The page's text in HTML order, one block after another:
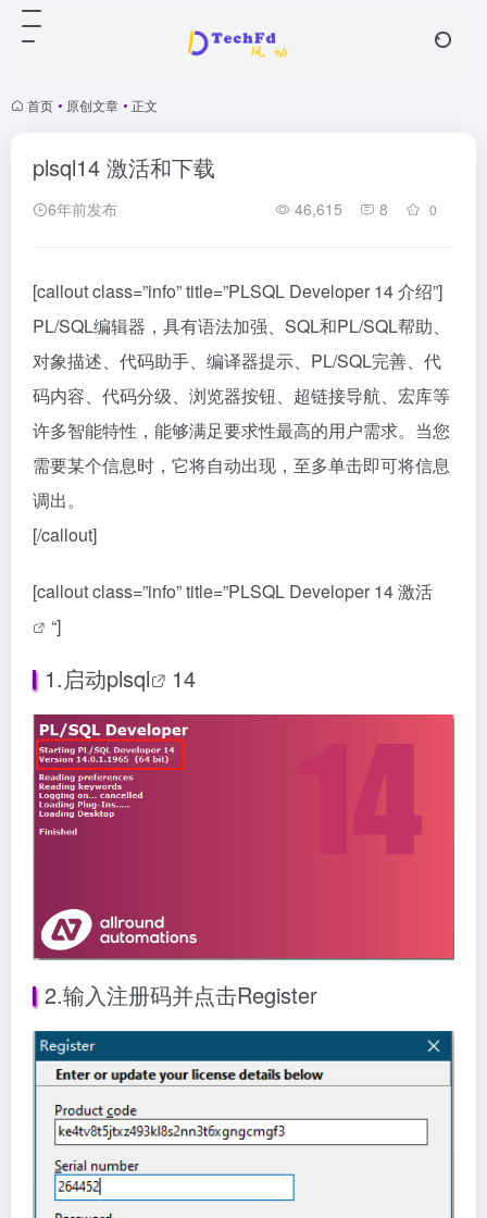
首页 • 原创文章 • 正文
plsql14 激活和下载
6年前发布 46,615 8 0
[callout class=”info” title=”PLSQL Developer 14 介绍”]
PL/SQL编辑器，具有语法加强、SQL和PL/SQL帮助、
对象描述、代码助手、编译器提示、PL/SQL完善、代
码内容、代码分级、浏览器按钮、超链接导航、宏库等
许多智能特性，能够满足要求性最高的用户需求。当您
需要某个信息时，它将自动出现，至多单击即可将信息
调出。
[/callout]
[callout class=”info” title=”PLSQL Developer 14激活
“]
1.启动plsql 14
2.输入注册码并点击Register